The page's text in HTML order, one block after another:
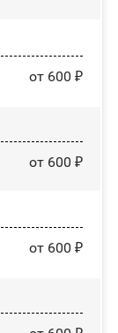
от 600 ₽
от 600 ₽
от 600 ₽